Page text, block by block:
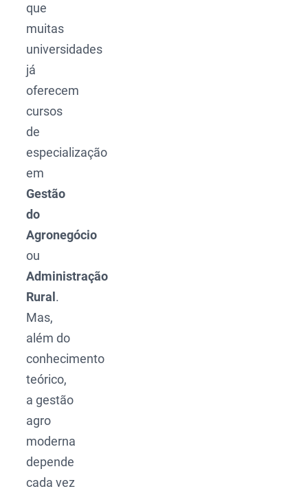
que
muitas
universidades
já
oferecem
cursos
de
especialização
em
Gestão
do
Agronegócio
ou
Administração
Rural .
Mas,
além do
conhecimento
teórico,
a gestão
agro
moderna
depende
cada vez